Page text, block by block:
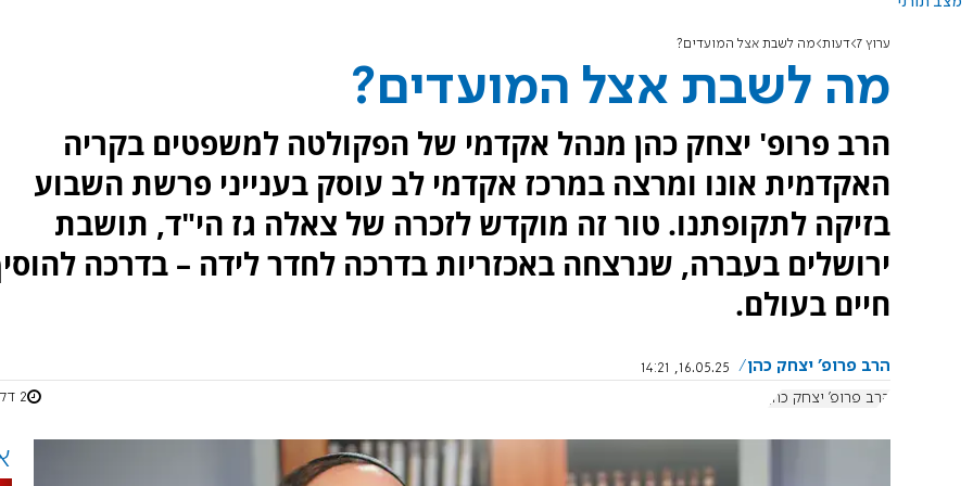
ערוץ 7 דעות מה לשבת אצל המועדים?
מה לשבת אצל המועדים?
הרב פרופ' יצחק כהן מנהל אקדמי של הפקולטה למשפטים בקריה
האקדמית אונו ומרצה במרכז אקדמי לב עוסק בענייני פרשת השבוע
בזיקה לתקופתנו. טור זה מוקדש לזכרה של צאלה גז הי"ד, תושבת
ירושלים בעברה, שנרצחה באכזריות בדרכה לחדר לידה – בדרכה
חיים בעולם.
הרב פרופ' יצחק כהן
16.05.25, 14:21
הרב פרופ' יצחק כהן
2 דקות